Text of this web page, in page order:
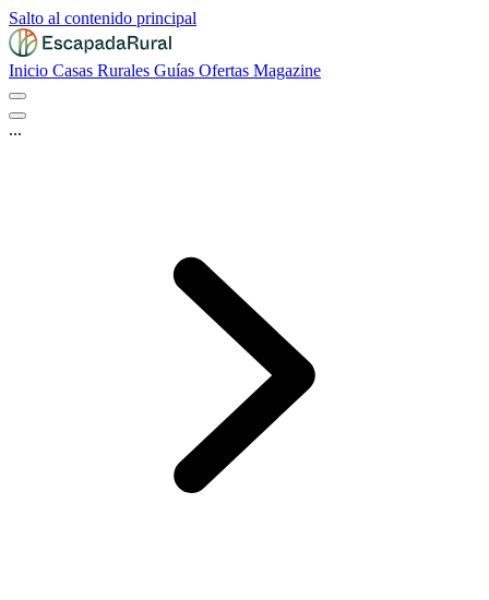
Salto al contenido principal
Inicio Casas Rurales Guías Ofertas Magazine
...